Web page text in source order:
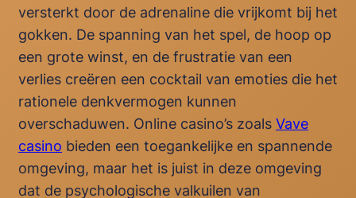
versterkt door de adrenaline die vrijkomt bij het
gokken. De spanning van het spel, de hoop op
een grote winst, en de frustratie van een
verlies creëren een cocktail van emoties die het
rationele denkvermogen kunnen
overschaduwen. Online casino’s zoals Vave
casino bieden een toegankelijke en spannende
omgeving, maar het is juist in deze omgeving
dat de psychologische valkuilen van